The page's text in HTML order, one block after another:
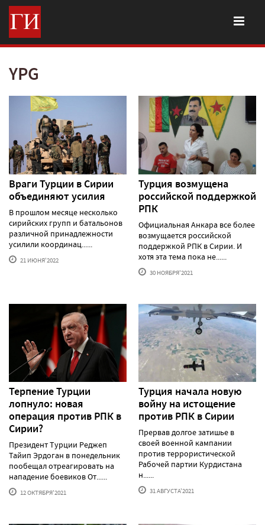
YPG
Враги Турции в Сирии
объединяют усилия
В прошлом месяце несколько
сирийских групп и батальонов
различной принадлежности
усилили координац......
21 ИЮНЯ'2022
Турция возмущена
российской поддержкой
РПК
Официальная Анкара все более
возмущается российской
поддержкой РПК в Сирии. И
хотя эта тема пока не......
30 НОЯБРЯ'2021
Терпение Турции
лопнуло: новая
операция против РПК в
Сирии?
Президент Турции Реджеп
Тайип Эрдоган в понедельник
пообещал отреагировать на
нападение боевиков От......
12 ОКТЯБРЯ'2021
Турция начала новую
войну на истощение
против РПК в Сирии
Прервав долгое затишье в
своей военной кампании
против террористической
Рабочей партии Курдистана
н......
31 АВГУСТА'2021